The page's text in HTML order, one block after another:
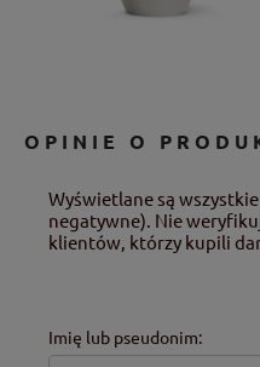
OPINIE O
Wyświetlane są
negatywne). Nie
klientów, którzy kupili
Imię lub pseudonim: